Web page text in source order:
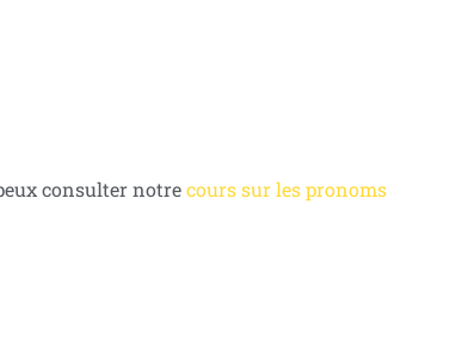
consulter notrecours sur les pronoms